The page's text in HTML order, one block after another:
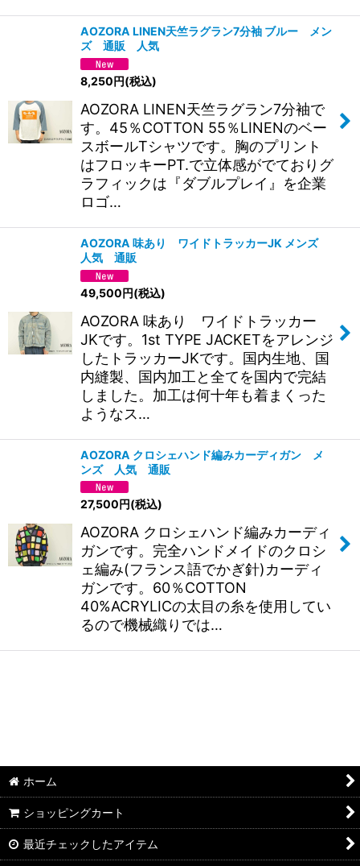
AOZORA LINEN天竺ラグラン7分袖 ブルー メン
ズ 通販 人気
8,250円(税込)
AOZORA LINEN天竺ラグラン7分袖で
す。45％COTTON 55％LINENのベー
スボールTシャツです。胸のプリント
はフロッキーPT.で立体感がでておりグ
ラフィックは『ダブルプレイ』を企業
ロゴ…
AOZORA 味あり ワイドトラッカーJK メンズ
人気 通販
49,500円(税込)
AOZORA 味あり ワイドトラッカー
JKです。1st TYPE JACKETをアレンジ
したトラッカーJKです。国内生地、国
内縫製、国内加工と全てを国内で完結
しました。加工は何十年も着まくった
ようなス…
AOZORA クロシェハンド編みカーディガン メ
ンズ 人気 通販
27,500円(税込)
AOZORA クロシェハンド編みカーディ
ガンです。完全ハンドメイドのクロシ
ェ編み(フランス語でかぎ針)カーディ
ガンです。60％COTTON
40%ACRYLICの太目の糸を使用してい
るので機械織りでは…
ホーム
ショッピングカート
最近チェックしたアイテム